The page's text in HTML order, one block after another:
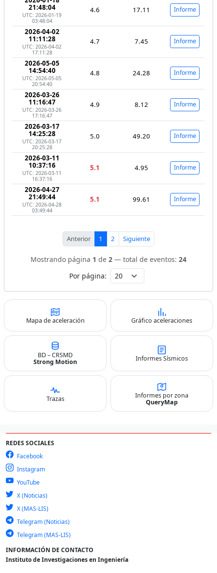
21:48:04
UTC: 2026-01-19
03:48:04
4.6 17.11 Informe
2026-04-02
11:11:28
UTC: 2026-04-02
17:11:28
4.7 7.45 Informe
2026-05-05
14:54:40
UTC: 2026-05-05
20:54:40
4.8 24.28 Informe
2026-03-26
11:16:47
UTC: 2026-03-26
17:16:47
4.9 8.12 Informe
2026-03-17
14:25:28
UTC: 2026-03-17
20:25:28
5.0 49.20 Informe
2026-03-11
10:37:16
UTC: 2026-03-11
16:37:16
5.1 4.95 Informe
2026-04-27
21:49:44
UTC: 2026-04-28
03:49:44
5.1 99.61 Informe
Anterior 1 2 Siguiente
Mostrando página 1 de 2 — total de eventos: 24
Por página:
Mapa de aceleración Gráfico aceleraciones
BD – CRSMD
Strong Motion
Informes Sísmicos
Trazas
Informes por zona
QueryMap
REDES SOCIALES
Facebook
Instagram
YouTube
X (Noticias)
X (MAS-LIS)
Telegram (Noticias)
Telegram (MAS-LIS)
INFORMACIÓN DE CONTACTO
Instituto de Investigaciones en Ingeniería